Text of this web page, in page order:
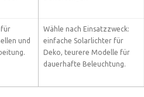
für
und
Wähle nach Einsatzzweck:
einfache Solarlichter für
Deko, teurere Modelle für
dauerhafte Beleuchtung.